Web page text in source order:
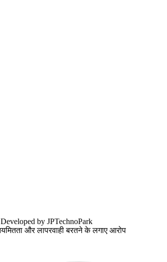
by JPTechnoPark
और लापरवाही बरतने के लगाए आरोप